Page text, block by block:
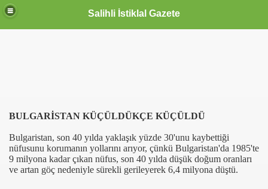
Salihli İstiklal Gazete
BULGARİSTAN KÜÇÜLDÜKÇE KÜÇÜLDÜ
Bulgaristan, son 40 yılda yaklaşık yüzde 30'unu kaybettiği
nüfusunu korumanın yollarını arıyor, çünkü Bulgaristan'da 1985'te
9 milyona kadar çıkan nüfus, son 40 yılda düşük doğum oranları
ve artan göç nedeniyle sürekli gerileyerek 6,4 milyona düştü.